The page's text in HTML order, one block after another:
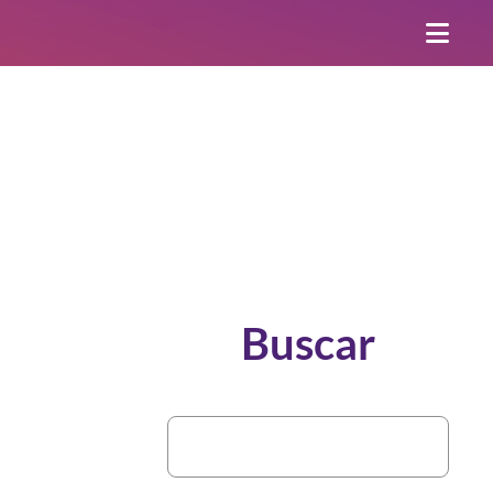
Buscar